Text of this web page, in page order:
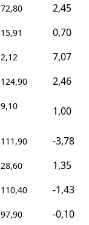
72,80 2,45
15,91 0,70
2,12 7,07
124,90 2,46
9,10 1,00
111,90 -3,78
28,60 1,35
110,40 -1,43
97,90 -0,10